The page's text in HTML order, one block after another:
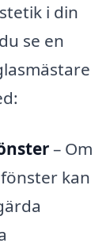
i din
se en
– Om
kan